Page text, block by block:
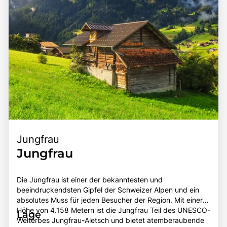
Jungfrau
Jungfrau
Die Jungfrau ist einer der bekanntesten und
beeindruckendsten Gipfel der Schweizer Alpen und ein
absolutes Muss für jeden Besucher der Region. Mit einer
Höhe von 4.158 Metern ist die Jungfrau Teil des UNESCO-
Welterbes Jungfrau-Aletsch und bietet atemberaubende
Lage